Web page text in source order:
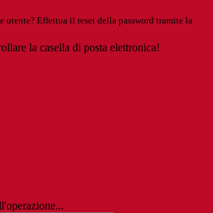
utente? Effettua il reset della password tramite la
la casella di posta elettronica!